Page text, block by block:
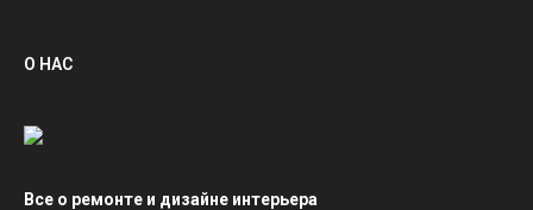
О НАС
Все о ремонте и дизайне интерьера